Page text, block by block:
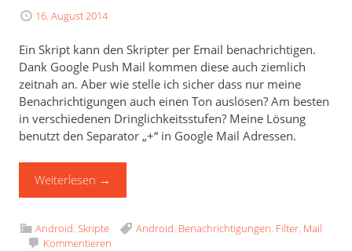
16. August 2014
Ein Skript kann den Skripter per Email benachrichtigen.
Dank Google Push Mail kommen diese auch ziemlich
zeitnah an. Aber wie stelle ich sicher dass nur meine
Benachrichtigungen auch einen Ton auslösen? Am besten
in verschiedenen Dringlichkeitsstufen? Meine Lösung
benutzt den Separator „+“ in Google Mail Adressen.
Weiterlesen →
Android,Skripte Android, Benachrichtigungen, Filter, Mail
Kommentieren